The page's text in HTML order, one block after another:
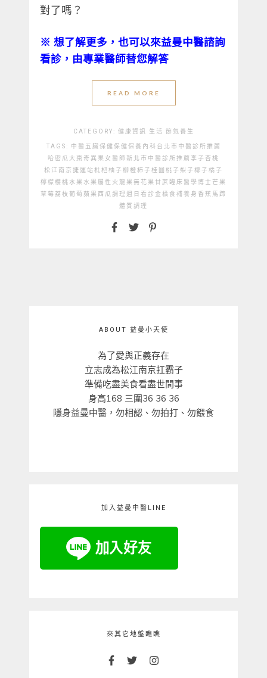
對了嗎？
※ 想了解更多，也可以來益曼中醫諮詢
看診，由專業醫師替您解答
READ MORE
CATEGORY: 健康資訊 生活 節氣養生
TAGS: 中醫 五臟保健保健保養 內科 台北市中醫診所推薦
哈密瓜 大棗 奇異果 女醫師 新北市中醫診所推薦 李子杏桃
松江南京捷運站枇杷 柚子柳橙柿子桂圓 桃子 梨子椰子橘子
檸檬櫻桃 水果 水果屬性 火龍果 無花果 甘蔗 臨床醫學博士 芒果
草莓 荔枝 葡萄 蘋果 西瓜 調理 週日看診金橘 食補 養身 香蕉 馬蹄
體質調理
ABOUT 益曼小天使
為了愛與正義存在
立志成為松江南京扛霸子
準備吃盡美食看盡世間事
身高168 三圍36 36 36
隱身益曼中醫，勿相認、勿拍打、勿餵食
加入益曼中醫LINE
來其它地盤瞧瞧